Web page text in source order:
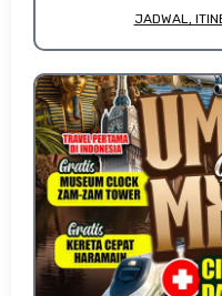
JADWAL,